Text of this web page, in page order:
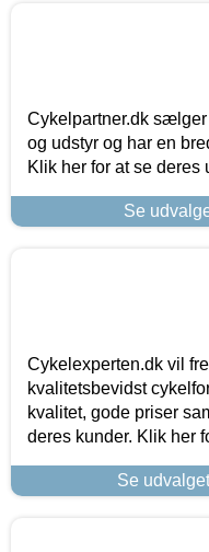
Cykelpartner.dk
og udstyr og har en
Klik her for at se deres
Se
Cykelexperten.dk vil
kvalitetsbevidst
kvalitet, gode priser
deres kunder. Klik her
Se